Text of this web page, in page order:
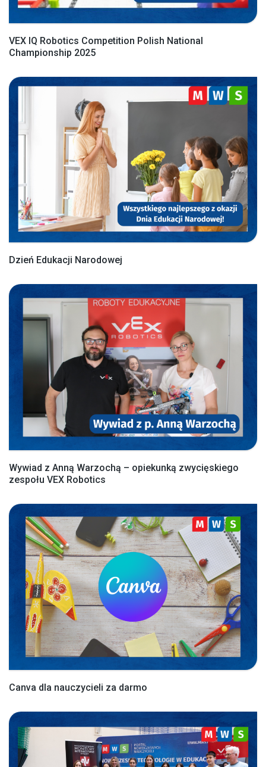
VEX IQ Robotics Competition Polish National
Championship 2025
Dzień Edukacji Narodowej
Wywiad z Anną Warzochą – opiekunką zwycięskiego
zespołu VEX Robotics
Canva dla nauczycieli za darmo